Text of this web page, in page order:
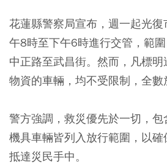
花蓮縣警察局宣布，週一起光
午8時至下午6時進行交管，範圍
中正路至武昌街。然而，凡標
物資的車輛，均不受限制，全數
警方強調，救災優先於一切，
機具車輛皆列入放行範圍，以
抵達災民手中。